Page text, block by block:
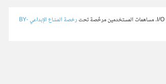
رخصة المشاع الإبداعي BY-